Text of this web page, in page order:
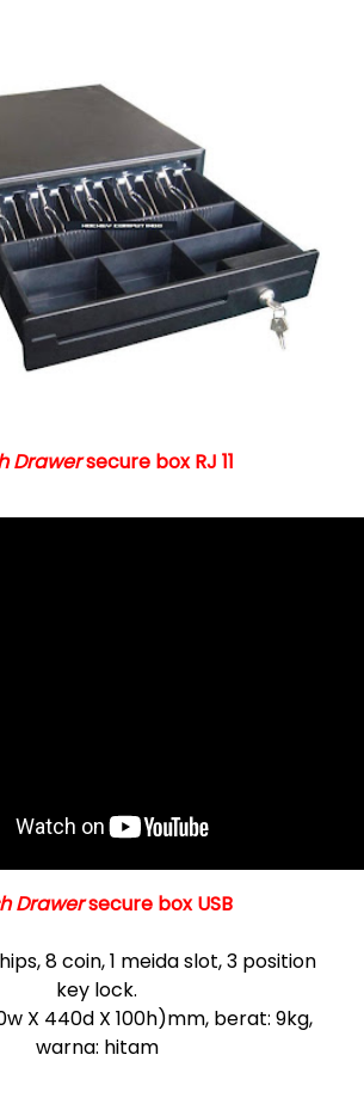
Drawersecure box RJ 11
Drawersecure box USB
8 coin, 1 meida slot, 3 position
key lock.
X 440d X 100h)mm, berat: 9kg,
warna: hitam